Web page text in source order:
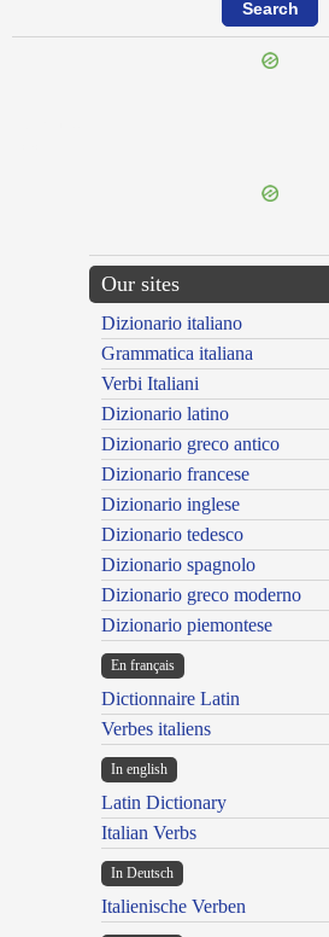
Our sites
Dizionario italiano
Grammatica italiana
Verbi Italiani
Dizionario latino
Dizionario greco antico
Dizionario francese
Dizionario inglese
Dizionario tedesco
Dizionario spagnolo
Dizionario greco moderno
Dizionario piemontese
En français
Dictionnaire Latin
Verbes italiens
In english
Latin Dictionary
Italian Verbs
In Deutsch
Italienische Verben